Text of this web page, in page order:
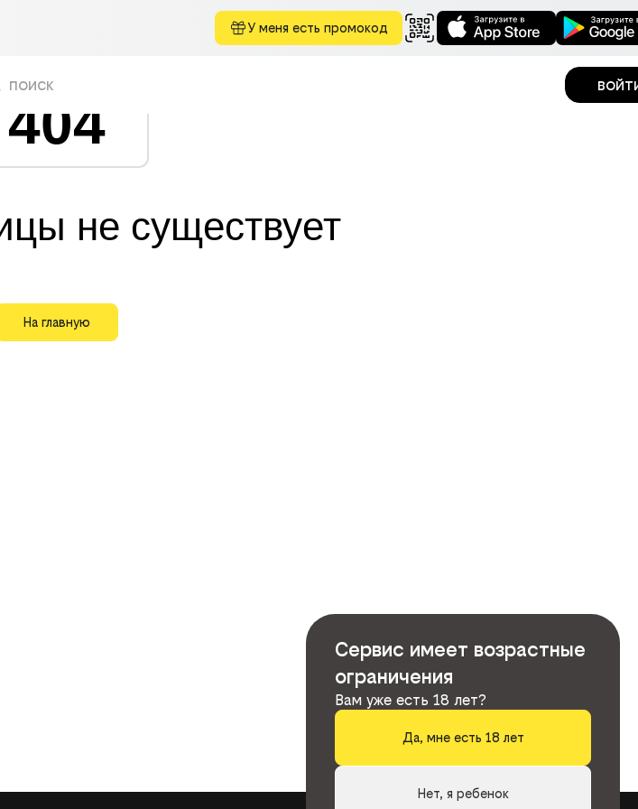
У меня есть промокод
поиск
404
не существует
На главную
Сервис имеет возрастные
ограничения
Вам уже есть 18 лет?
Да, мне есть 18 лет
Нет, я ребенок